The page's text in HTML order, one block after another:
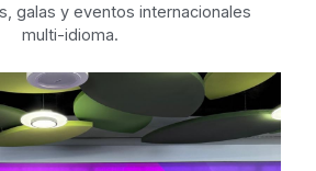
galas y eventos internacionales
multi-idioma.